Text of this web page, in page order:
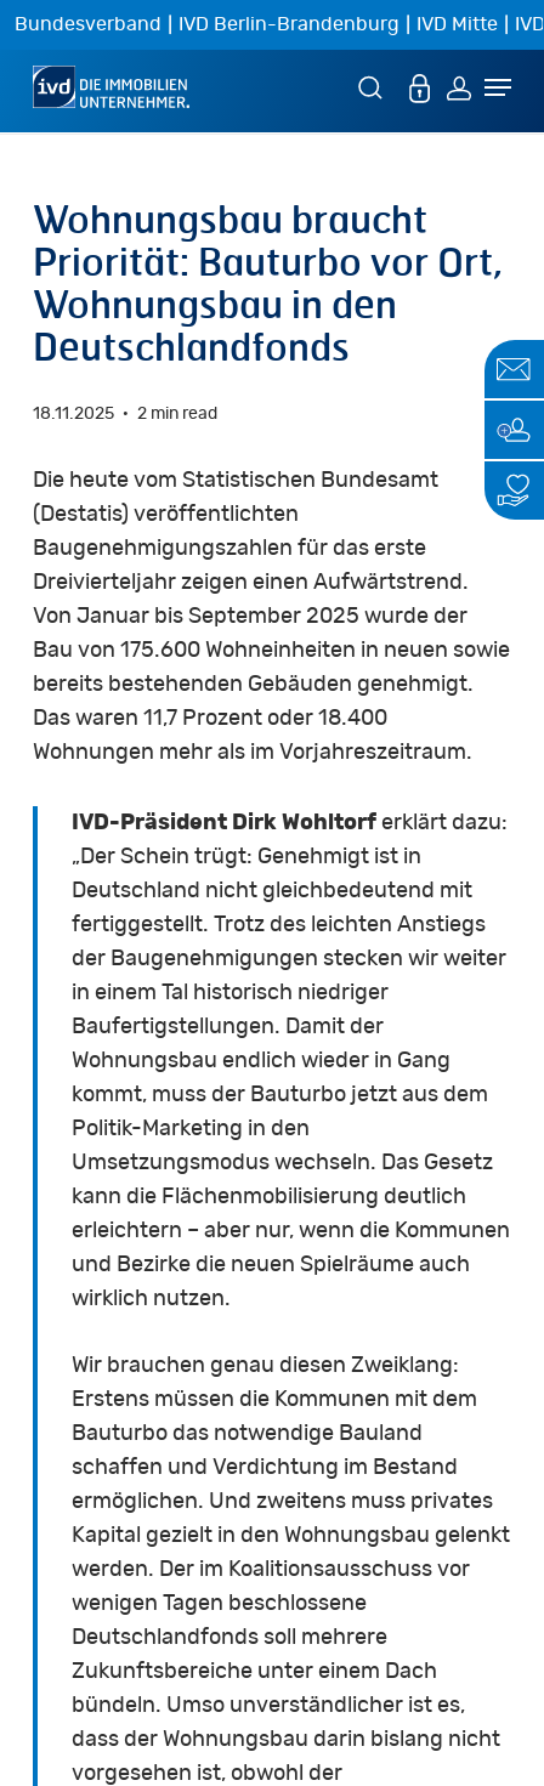
Skip
main
Bundesverband | IVD Berlin-Brandenburg | IVD Mitte |
Wohnungsbau braucht
Priorität: Bauturbo vor Ort,
Wohnungsbau in den
Deutschlandfonds
18.11.2025 2 min read
Die heute vom Statistischen Bundesamt
(Destatis) veröffentlichten
Baugenehmigungszahlen für das erste
Dreivierteljahr zeigen einen Aufwärtstrend.
Von Januar bis September 2025 wurde der
Bau von 175.600 Wohneinheiten in neuen sowie
bereits bestehenden Gebäuden genehmigt.
Das waren 11,7 Prozent oder 18.400
Wohnungen mehr als im Vorjahreszeitraum.
IVD-Präsident Dirk Wohltorf erklärt dazu:
„Der Schein trügt: Genehmigt ist in
Deutschland nicht gleichbedeutend mit
fertiggestellt. Trotz des leichten Anstiegs
der Baugenehmigungen stecken wir weiter
in einem Tal historisch niedriger
Baufertigstellungen. Damit der
Wohnungsbau endlich wieder in Gang
kommt, muss der Bauturbo jetzt aus dem
Politik-Marketing in den
Umsetzungsmodus wechseln. Das Gesetz
kann die Flächenmobilisierung deutlich
erleichtern – aber nur, wenn die Kommunen
und Bezirke die neuen Spielräume auch
wirklich nutzen.
Wir brauchen genau diesen Zweiklang:
Erstens müssen die Kommunen mit dem
Bauturbo das notwendige Bauland
schaffen und Verdichtung im Bestand
ermöglichen. Und zweitens muss privates
Kapital gezielt in den Wohnungsbau gelenkt
werden. Der im Koalitionsausschuss vor
wenigen Tagen beschlossene
Deutschlandfonds soll mehrere
Zukunftsbereiche unter einem Dach
bündeln. Umso unverständlicher ist es,
dass der Wohnungsbau darin bislang nicht
vorgesehen ist, obwohl der